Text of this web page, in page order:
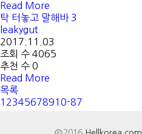
Read More
탁 터놓고 말해바 3
leakygut
2017.11.03
조회 수 4065
추천 수 0
Read More
목록
1 2345678910-87